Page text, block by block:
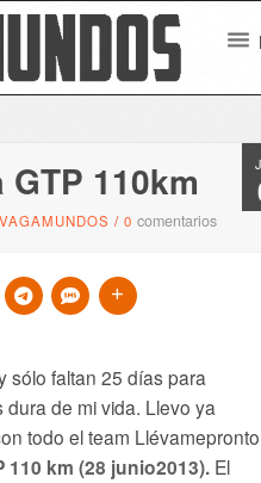
110km
VAGAMUNDOS /0comentarios
sólo faltan 25 días para
de mi vida. Llevo ya
todo el team Llévamepronto
110 km (28 junio2013). El